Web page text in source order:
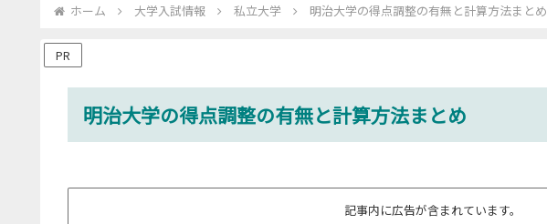
ホーム 大学入試情報 私立大学 明治大学の得点調整の有無と計算方法まとめ
PR
明治大学の得点調整の有無と計算方法まとめ
記事内に広告が含まれています。